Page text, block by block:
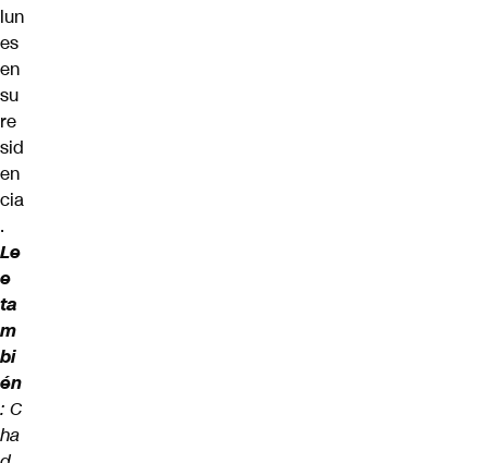
lun
es
en
su
re
sid
en
cia
.
Le
e
ta
m
bi
én
: C
ha